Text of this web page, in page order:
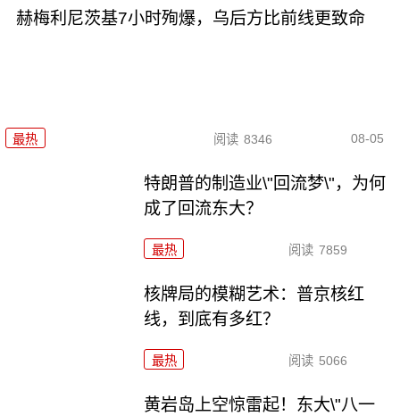
赫梅利尼茨基7小时殉爆，乌后方比前线更致命
最热 阅读 8346 08-05
特朗普的制造业\"回流梦\"，为何
成了回流东大？
最热 阅读 7859
核牌局的模糊艺术：普京核红
线，到底有多红？
最热 阅读 5066
黄岩岛上空惊雷起！东大\"八一